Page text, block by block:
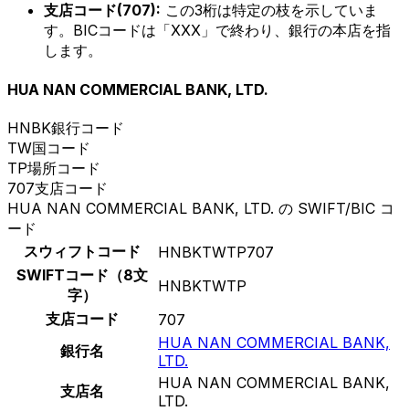
支店コード(707): この3桁は特定の枝を示していま
す。BICコードは「XXX」で終わり、銀行の本店を指
します。
HUA NAN COMMERCIAL BANK, LTD.
HNBK銀行コード
TW国コード
TP場所コード
707支店コード
HUA NAN COMMERCIAL BANK, LTD. の SWIFT/BIC コ
ード
スウィフトコード
HNBKTWTP707
SWIFTコード（8文
字）
HNBKTWTP
支店コード
707
銀行名
HUA NAN COMMERCIAL BANK,
LTD.
支店名
HUA NAN COMMERCIAL BANK,
LTD.